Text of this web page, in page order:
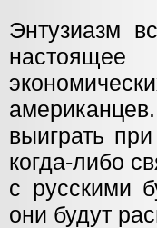
Энтузиазм
выиграть
когда-либо
с русскими
они будут